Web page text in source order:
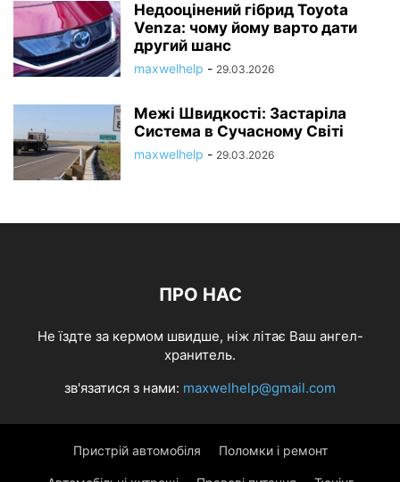
Недооцінений гібрид Toyota
Venza: чому йому варто дати
другий шанс
maxwelhelp - 29.03.2026
Межі Швидкості: Застаріла
Система в Сучасному Світі
maxwelhelp - 29.03.2026
ПРО НАС
Не їздте за кермом швидше, ніж літає Ваш ангел-
хранитель.
зв'язатися з нами: maxwelhelp@gmail.com
Пристрій автомобіля Поломки і ремонт